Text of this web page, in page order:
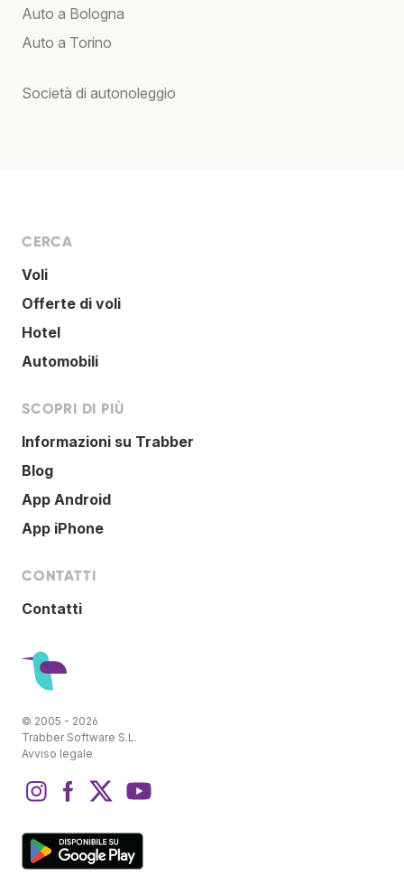
Auto a Bologna
Auto a Torino
Società di autonoleggio
CERCA
Voli
Offerte di voli
Hotel
Automobili
SCOPRI DI PIÙ
Informazioni su Trabber
Blog
App Android
App iPhone
CONTATTI
Contatti
© 2005 - 2026
Trabber Software S.L.
Avviso legale